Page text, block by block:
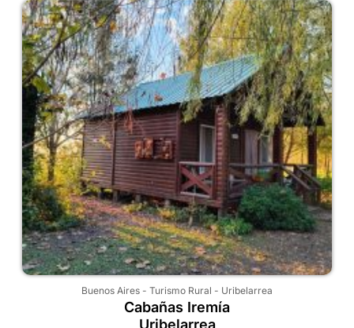
Buenos Aires - Turismo Rural - Uribelarrea
Cabañas Iremía
Uribelarrea